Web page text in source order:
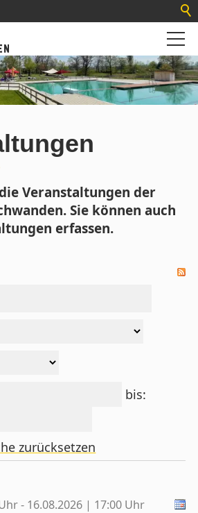
Veranstaltungen der
Sie können auch
erfassen.
bis:
zurücksetzen
- 16.08.2026 | 17:00 Uhr